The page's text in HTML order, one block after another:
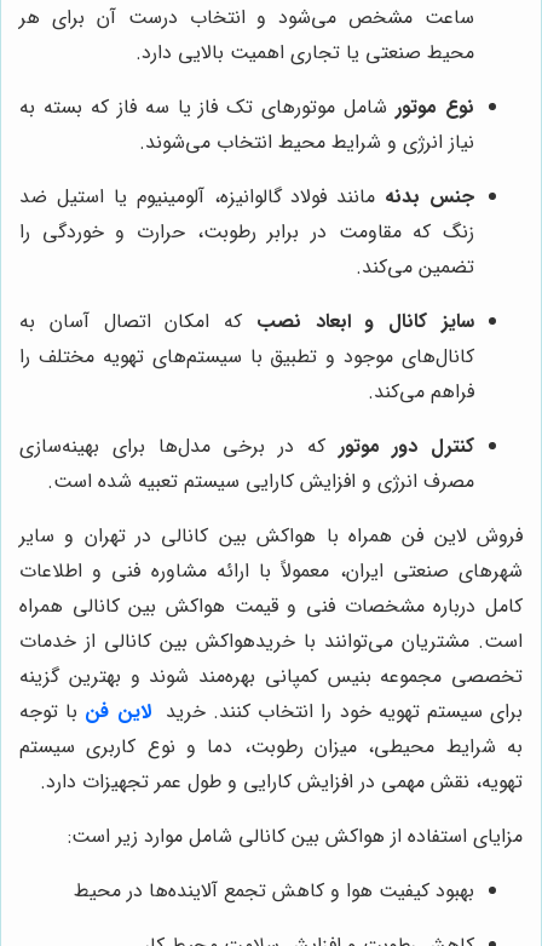
ساعت مشخص می‌شود و انتخاب درست آن برای هر
محیط صنعتی یا تجاری اهمیت بالایی دارد.
نوع موتور شامل موتورهای تک فاز یا سه فاز که بسته به
نیاز انرژی و شرایط محیط انتخاب می‌شوند.
جنس بدنه مانند فولاد گالوانیزه، آلومینیوم یا استیل ضد
زنگ که مقاومت در برابر رطوبت، حرارت و خوردگی را
تضمین می‌کند.
سایز کانال و ابعاد نصب که امکان اتصال آسان به
کانال‌های موجود و تطبیق با سیستم‌های تهویه مختلف را
فراهم می‌کند.
کنترل دور موتور که در برخی مدل‌ها برای بهینه‌سازی
مصرف انرژی و افزایش کارایی سیستم تعبیه شده است.
فروش لاین فن همراه با هواکش بین کانالی در تهران و سایر
شهرهای صنعتی ایران، معمولاً با ارائه مشاوره فنی و اطلاعات
کامل درباره مشخصات فنی و قیمت هواکش بین کانالی همراه
است. مشتریان می‌توانند با خریدهواکش بین کانالی از خدمات
تخصصی مجموعه بنیس کمپانی بهره‌مند شوند و بهترین گزینه
برای سیستم تهویه خود را انتخاب کنند. خرید لاین فن با توجه
به شرایط محیطی، میزان رطوبت، دما و نوع کاربری سیستم
تهویه، نقش مهمی در افزایش کارایی و طول عمر تجهیزات دارد.
مزایای استفاده از هواکش بین کانالی شامل موارد زیر است:
بهبود کیفیت هوا و کاهش تجمع آلاینده‌ها در محیط